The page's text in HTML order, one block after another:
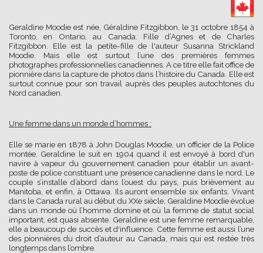
Geraldine Moodie est née, Géraldine Fitzgibbon, le 31 octobre 1854 à
Toronto, en Ontario, au Canada. Fille d’Agnes et de Charles
Fitzgibbon. Elle est la petite-fille de l'auteur Susanna Strickland
Moodie. Mais elle est surtout l’une des premières femmes
photographes professionnelles canadiennes. A ce titre elle fait office de
pionnière dans la capture de photos dans l’histoire du Canada. Elle est
surtout connue pour son travail auprès des peuples autochtones du
Nord canadien.
Une femme dans un monde d’hommes :
Elle se marie en 1878 à John Douglas Moodie, un officier de la Police
montée. Geraldine le suit en 1904 quand il est envoyé à bord d'un
navire à vapeur du gouvernement canadien pour établir un avant-
poste de police constituant une présence canadienne dans le nord. Le
couple s’installe d’abord dans l’ouest du pays, puis brièvement au
Manitoba, et enfin, à Ottawa. Ils auront ensemble six enfants. Vivant
dans le Canada rural au début du XXe siècle, Geraldine Moodie évolue
dans un monde où l’homme domine et où la femme de statut social
important, est quasi absente. Geraldine est une femme remarquable,
elle a beaucoup de succès et d'influence. Cette femme est aussi l’une
des pionnières du droit d’auteur au Canada, mais qui est restée très
longtemps dans l’ombre.